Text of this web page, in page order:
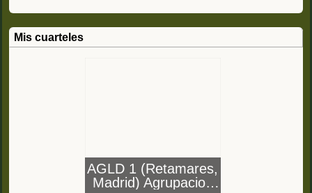
Mis cuarteles
AGLD 1 (Retamares,
Madrid) Agrupacion